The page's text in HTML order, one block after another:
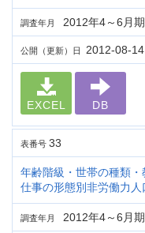
調査年月 2012年4～6月期
公開（更新）日 2012-08-14
EXCEL DB
表番号 33
年齢階級・世帯の種類
仕事の形態別非労働力人
調査年月 2012年4～6月期